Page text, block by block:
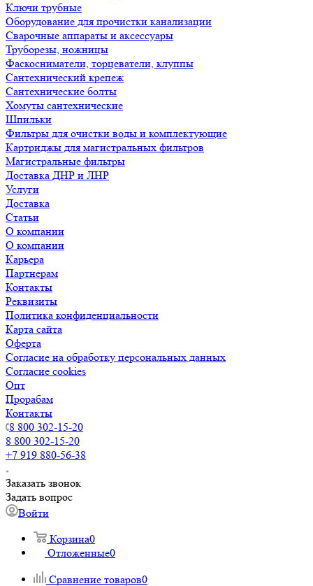
Ключи трубные
Оборудование для прочистки канализации
Сварочные аппараты и аксессуары
Труборезы, ножницы
Фаскосниматели, торцеватели, клуппы
Сантехнический крепеж
Сантехнические болты
Хомуты сантехнические
Шпильки
Фильтры для очистки воды и комплектующие
Картриджы для магистральных фильтров
Магистральные фильтры
Доставка ДНР и ЛНР
Услуги
Доставка
Статьи
О компании
О компании
Карьера
Партнерам
Контакты
Реквизиты
Политика конфиденциальности
Карта сайта
Оферта
Согласие на обработку персональных данных
Согласие cookies
Опт
Прорабам
Контакты
8 800 302-15-20
8 800 302-15-20
+7 919 880-56-38
Заказать звонок
Задать вопрос
Войти
Корзина0
Отложенные0
Сравнение товаров0